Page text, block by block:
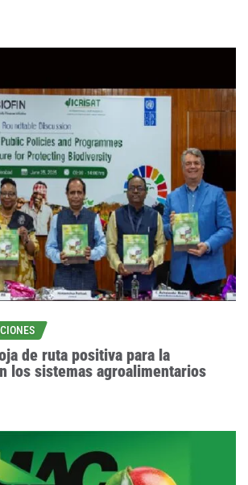
de ruta positiva para la
los sistemas agroalimentarios